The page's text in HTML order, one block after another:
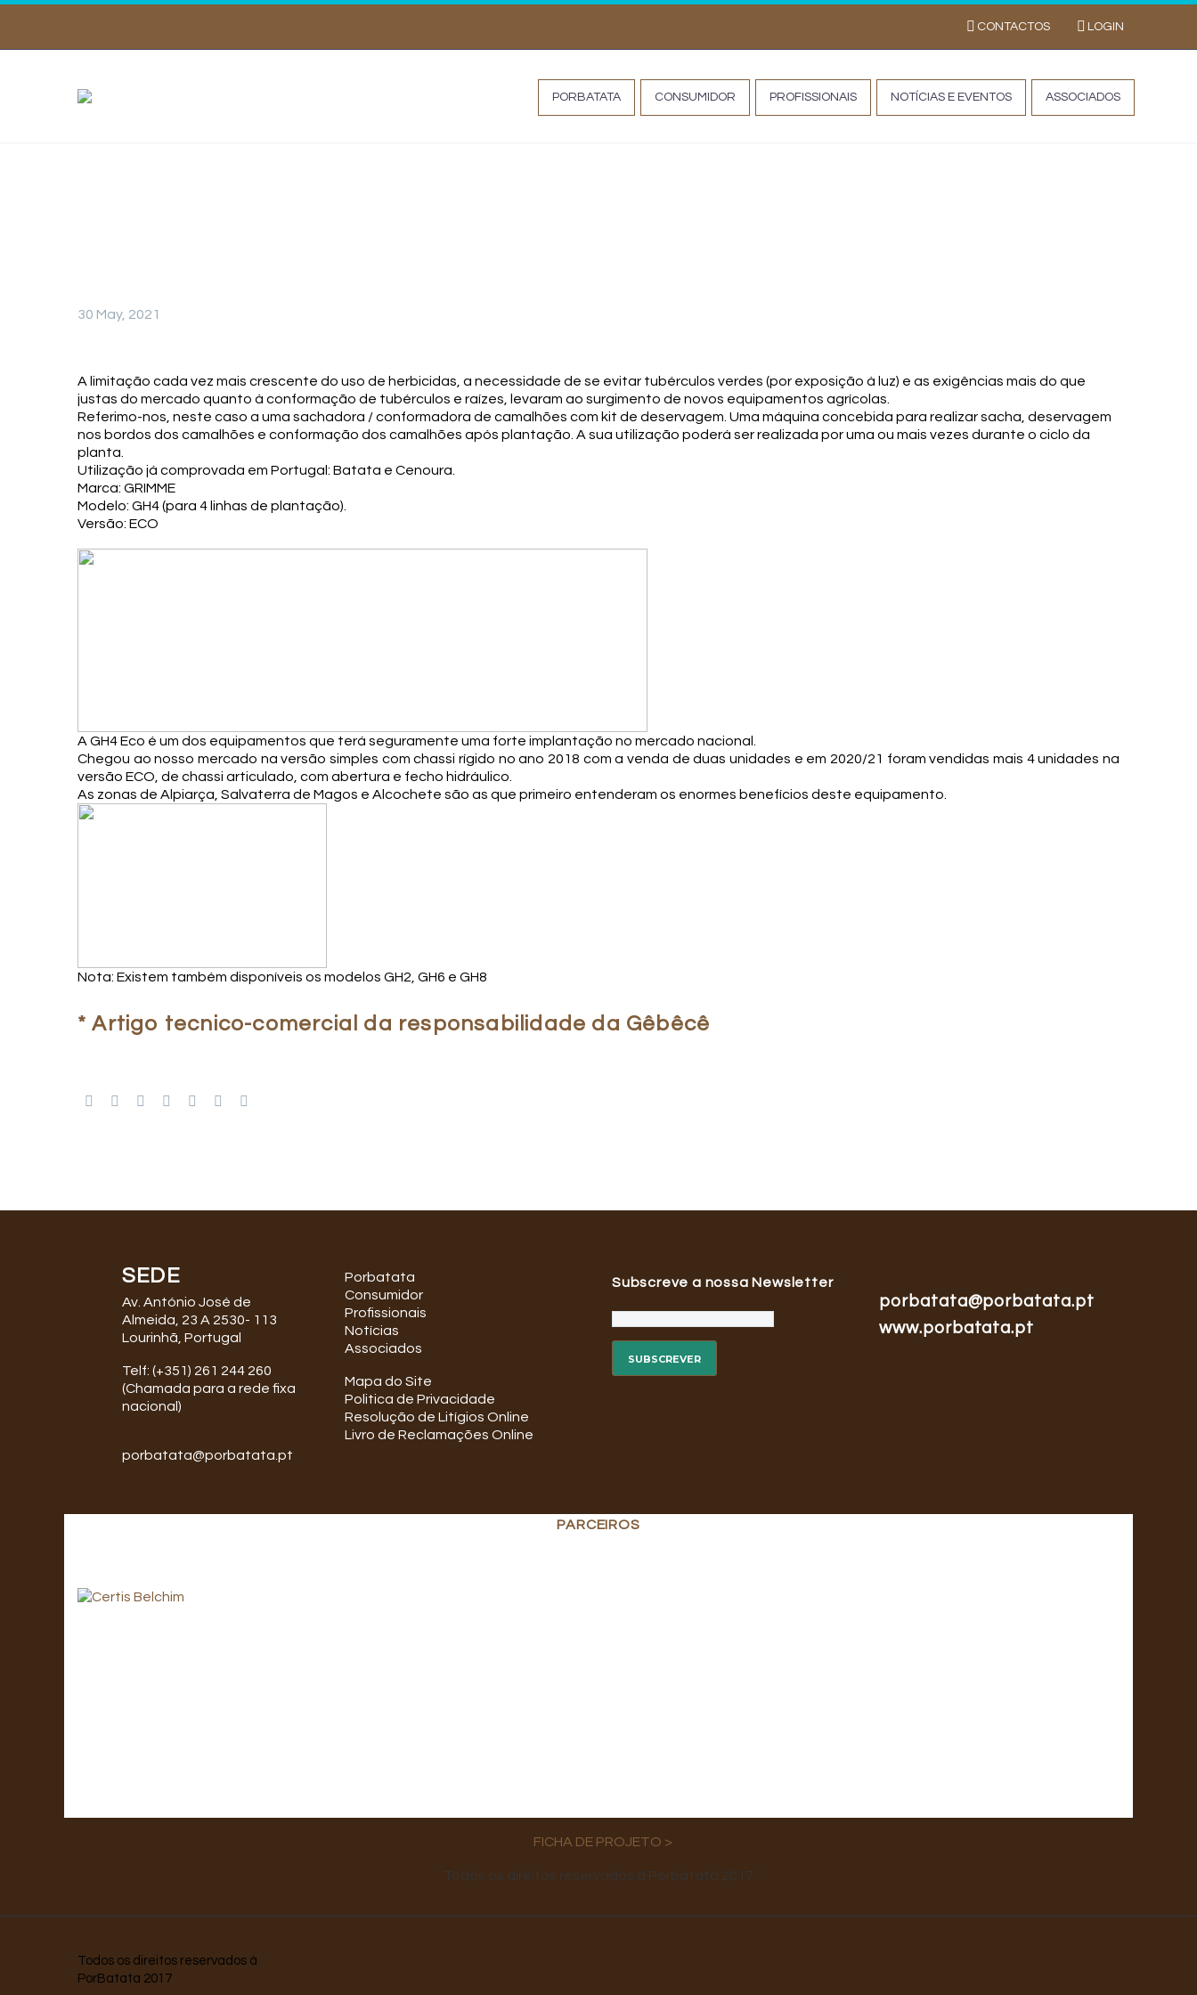
CONTACTOS LOGIN
PORBATATA CONSUMIDOR PROFISSIONAIS NOTÍCIAS E EVENTOS ASSOCIADOS
30 May, 2021
A limitação cada vez mais crescente do uso de herbicidas, a necessidade de se evitar tubérculos verdes (por exposição à luz) e as exigências mais do que
justas do mercado quanto à conformação de tubérculos e raízes, levaram ao surgimento de novos equipamentos agrícolas.
Referimo-nos, neste caso a uma sachadora / conformadora de camalhões com kit de deservagem. Uma máquina concebida para realizar sacha, deservagem
nos bordos dos camalhões e conformação dos camalhões após plantação. A sua utilização poderá ser realizada por uma ou mais vezes durante o ciclo da
planta.
Utilização já comprovada em Portugal: Batata e Cenoura.
Marca: GRIMME
Modelo: GH4 (para 4 linhas de plantação).
Versão: ECO
A GH4 Eco é um dos equipamentos que terá seguramente uma forte implantação no mercado nacional.
Chegou ao nosso mercado na versão simples com chassi rígido no ano 2018 com a venda de duas unidades e em 2020/21 foram vendidas mais 4 unidades na
versão ECO, de chassi articulado, com abertura e fecho hidráulico.
As zonas de Alpiarça, Salvaterra de Magos e Alcochete são as que primeiro entenderam os enormes benefícios deste equipamento.
Nota: Existem também disponíveis os modelos GH2, GH6 e GH8
* Artigo tecnico-comercial da responsabilidade da Gêbêcê
SEDE
Av. António José de
Almeida, 23 A 2530- 113
Lourinhã, Portugal
Telf: (+351) 261 244 260
(Chamada para a rede fixa
nacional)
porbatata@porbatata.pt
Porbatata
Consumidor
Profissionais
Notícias
Associados
Mapa do Site
Politica de Privacidade
Resolução de Litígios Online
Livro de Reclamações Online
Subscreve a nossa Newsletter
porbatata@porbatata.pt
www.porbatata.pt
PARCEIROS
FICHA DE PROJETO >
Todos os direitos reservados à Porbatata 2017
Todos os direitos reservados à
PorBatata 2017